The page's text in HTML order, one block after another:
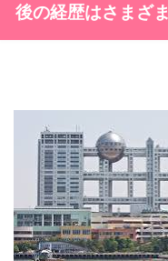
後の経歴はさまざま